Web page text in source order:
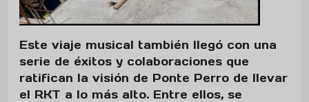
Este viaje musical también llegó con una
serie de éxitos y colaboraciones que
ratifican la visión de Ponte Perro de llevar
el RKT a lo más alto. Entre ellos, se